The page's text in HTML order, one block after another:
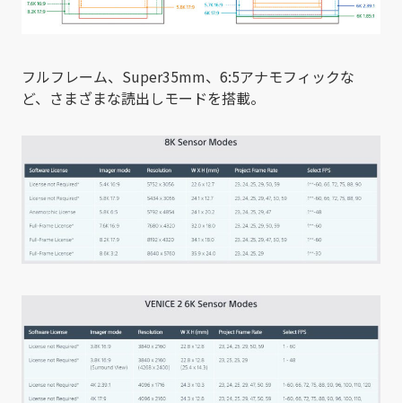
フルフレーム、Super35mm、6:5アナモフィックな
ど、さまざまな読出しモードを搭載。